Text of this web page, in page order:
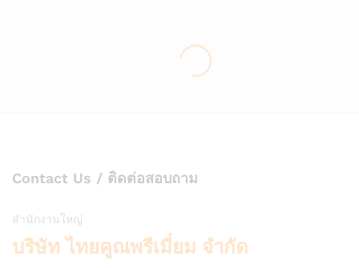
Contact Us / ติดต่อสอบถาม
สำนักงานใหญ่
บริษัท ไทยคูณพรีเมี่ยม จำกัด